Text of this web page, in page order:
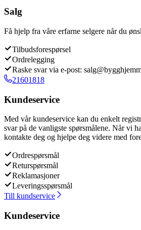
Salg
Få hjelp fra våre erfarne selgere når du
Tilbudsforespørsel
Ordrelegging
Raske svar via e-post:
21601818
Kundeservice
Med vår kundeservice kan du enkelt
svar på de vanligste spørsmålene. Når vi
kontakte deg og hjelpe deg videre med
Ordrespørsmål
Returspørsmål
Reklamasjoner
Leveringsspørsmål
Till kundservice
Kundeservice